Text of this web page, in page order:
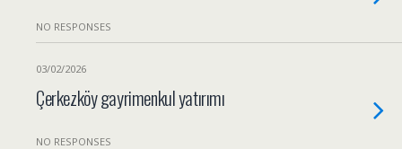
NO RESPONSES
03/02/2026
Çerkezköy gayrimenkul yatırımı
NO RESPONSES